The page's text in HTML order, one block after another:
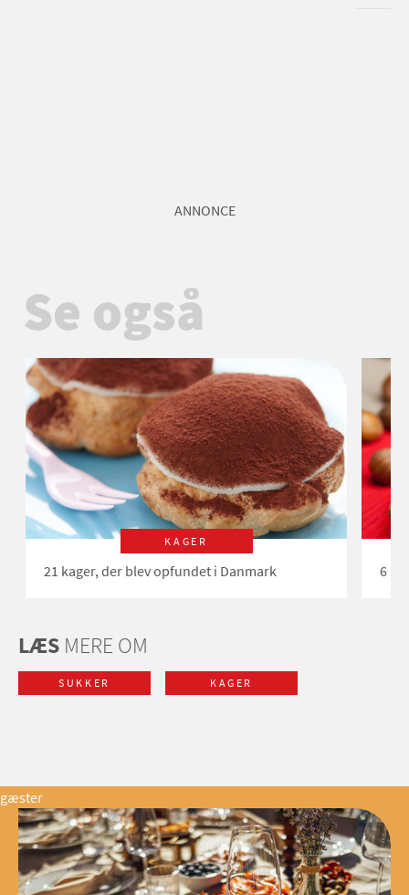
ANNONCE
Se også
KAGER
21 kager, der blev opfundet i Danmark 6
LÆS MERE OM
SUKKER KAGER
gæster